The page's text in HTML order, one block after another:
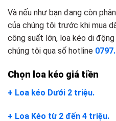
Và nếu như bạn đang còn
của chúng tôi trước khi mua
công suất lớn, loa kéo di
chúng tôi qua số hotline
Chọn loa kéo giá tiền
+ Loa kéo Dưới 2 triệu.
+ Loa Kéo từ 2 đến 4 triệu.